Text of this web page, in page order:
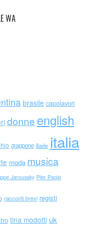
WA
brasile capolavori
donne english
giappone iliade italia
moda musica
Jaroussky Pier Paolo
racconti brevi registi
tina modotti uk